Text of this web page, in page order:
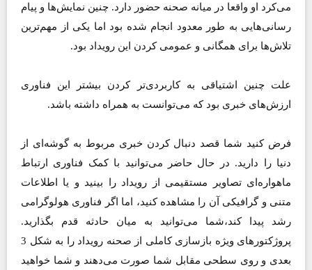
می‌کرد او واقعا در میانه صحنه حضور دارد. چنین نمایش‌ها و پیام
رسانی‌هایی به طور معدود انجام شده بود اما یکی از مهم‌ترین
تلاش‌ها برای همگانی و عمومی کردن این رویداد بود.
علت چنین اشتیاقی به کاربردی‌تر کردن بیشتر این فناوری
ارزش‌های خبری بود که می‌توانست به همراه داشته باشد.
فرض کنید شما قصد دنبال کردن خبری مربوط به گوشه‌ای از
دنیا را دارید. در حال حاضر می‌توانید با کمک فناوری ارتباط
ماهواره‌ای تصاویر مستقیمی از رویداد را بینید و یا اطلاعات
متنی و گرافیکی آن را مشاهده کنید، اما اگر فناوری هولوگرامی
رشد پیدا کند،‌شما می‌توانید به میان حادثه قدم بگذارید.
پروژکتورهای ویژه بازسازی کاملی از صحنه رویداد را به شکل 3
بعدی و روی سطحی مقابل شما صورت می‌دهند و شما خواهید